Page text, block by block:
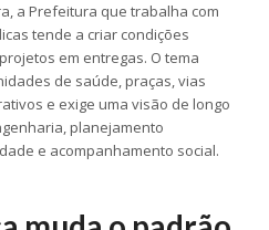
a Prefeitura que trabalha com
tende a criar condições
em entregas. O tema
de saúde, praças, vias
e exige uma visão de longo
planejamento
e acompanhamento social.